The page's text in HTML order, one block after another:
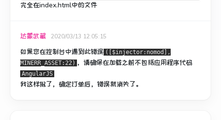
完全在index.html中的文件
达蒙武藏 2020/03/13 12:05:15
如果您在控制台中遇到此错误 ([$injector:nomod],
MINERR_ASSET:22) ，请确保在加载之前不包括应用程序代码
AngularJS
我这样做了，确定订单后，错误就消失了。